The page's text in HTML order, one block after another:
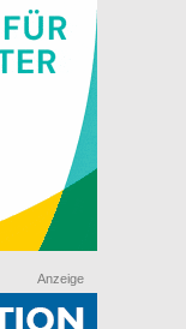
Anzeige